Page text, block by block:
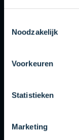
Noodzakelijk
Voorkeuren
Statistieken
Marketing
Wij houden